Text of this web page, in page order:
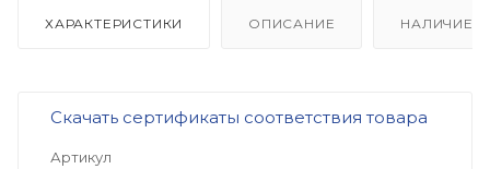
ХАРАКТЕРИСТИКИ ОПИСАНИЕ НАЛИЧИЕ
Скачать сертификаты соответствия товара
Артикул